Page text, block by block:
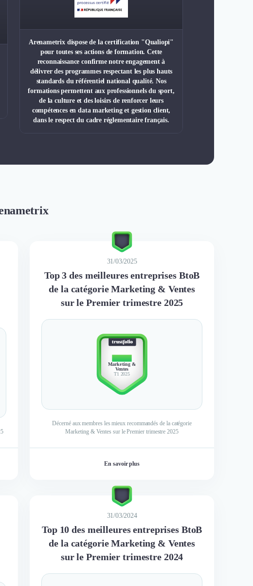
Arenametrix dispose de la certification "Qualiopi"
pour toutes ses actions de formation. Cette
reconnaissance confirme notre engagement à
délivrer des programmes respectant les plus hauts
standards du référentiel national qualité. Nos
formations permettent aux professionnels du sport,
de la culture et des loisirs de renforcer leurs
compétences en data marketing et gestion client,
dans le respect du cadre réglementaire français.
31/03/2025
Top 3 des meilleures entreprises BtoB
de la catégorie Marketing & Ventes
sur le Premier trimestre 2025
TOP 3
Marketing &
Ventes
T1 2025
Décerné aux membres les mieux recommandés de la catégorie
Marketing & Ventes sur le Premier trimestre 2025
En savoir plus
31/03/2024
Top 10 des meilleures entreprises BtoB
de la catégorie Marketing & Ventes
sur le Premier trimestre 2024